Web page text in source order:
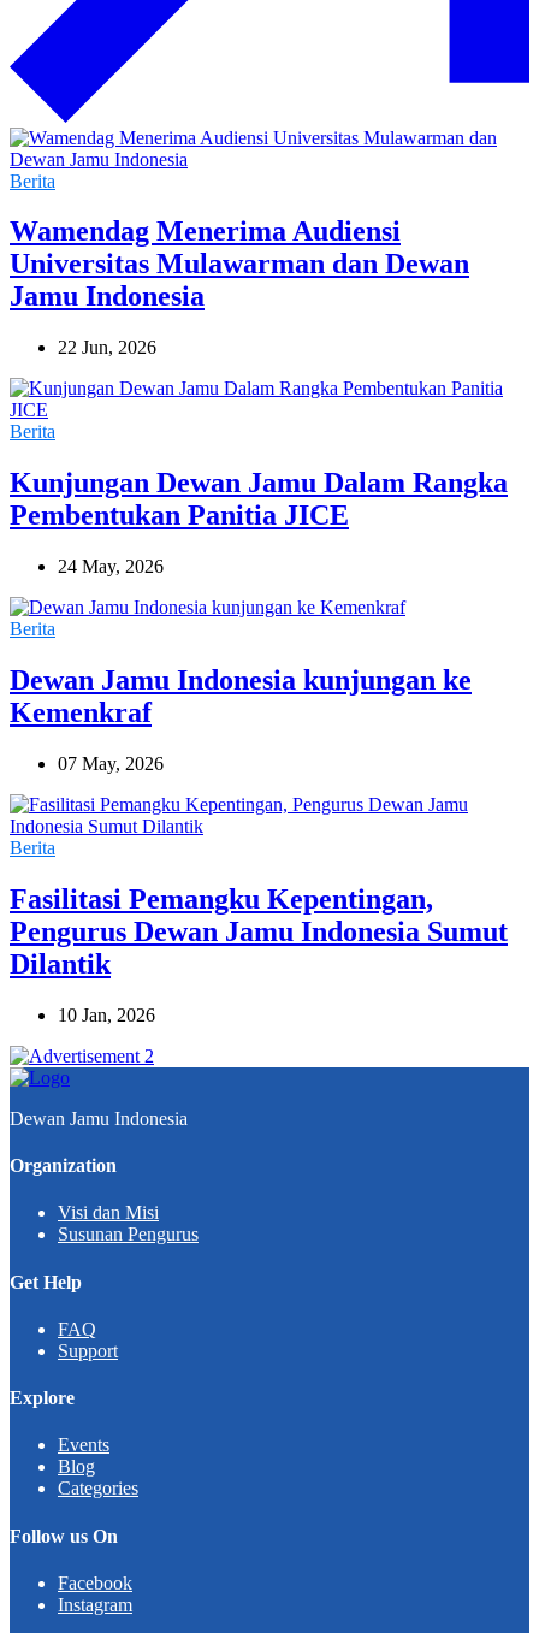
Berita
Wamendag Menerima Audiensi
Universitas Mulawarman dan Dewan
Jamu Indonesia
22 Jun, 2026
Berita
Kunjungan Dewan Jamu Dalam Rangka
Pembentukan Panitia JICE
24 May, 2026
Berita
Dewan Jamu Indonesia kunjungan ke
Kemenkraf
07 May, 2026
Berita
Fasilitasi Pemangku Kepentingan,
Pengurus Dewan Jamu Indonesia Sumut
Dilantik
10 Jan, 2026
Dewan Jamu Indonesia
Organization
Visi dan Misi
Susunan Pengurus
Get Help
FAQ
Support
Explore
Events
Blog
Categories
Follow us On
Facebook
Instagram